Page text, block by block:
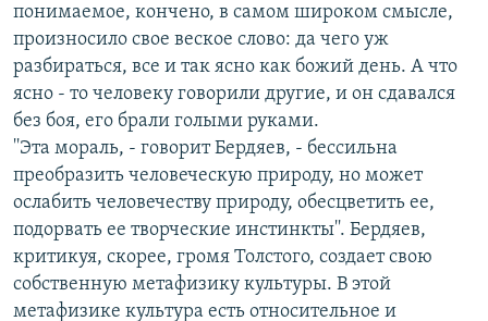
понимаемое, кончено, в самом широком смысле,
произносило свое веское слово: да чего уж
разбираться, все и так ясно как божий день. А что
ясно - то человеку говорили другие, и он сдавался
без боя, его брали голыми руками.
''Эта мораль, - говорит Бердяев, - бессильна
преобразить человеческую природу, но может
ослабить человечеству природу, обесцветить ее,
подорвать ее творческие инстинкты''. Бердяев,
критикуя, скорее, громя Толстого, создает свою
собственную метафизику культуры. В этой
метафизике культура есть относительное и